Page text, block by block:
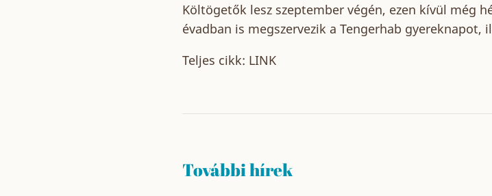
Költögetők lesz szeptember végén, ezen kívül még
évadban is megszervezik a Tengerhab gyereknapot,
Teljes cikk: LINK
További hírek